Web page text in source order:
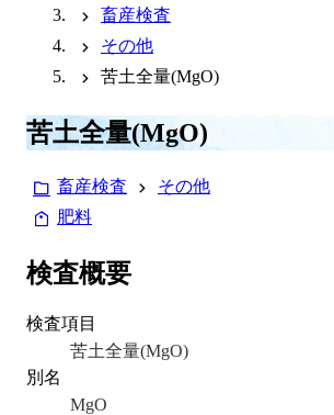
畜産検査
その他
苦土全量(MgO)
苦土全量(MgO)
畜産検査
その他
肥料
検査概要
検査項目
苦土全量(MgO)
別名
MgO